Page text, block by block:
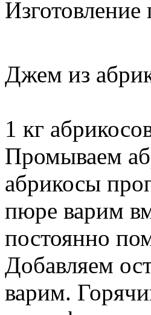
Джем из
1 кг
Промываем
абрикосы
пюре варим
постоянно
Добавляем
варим.